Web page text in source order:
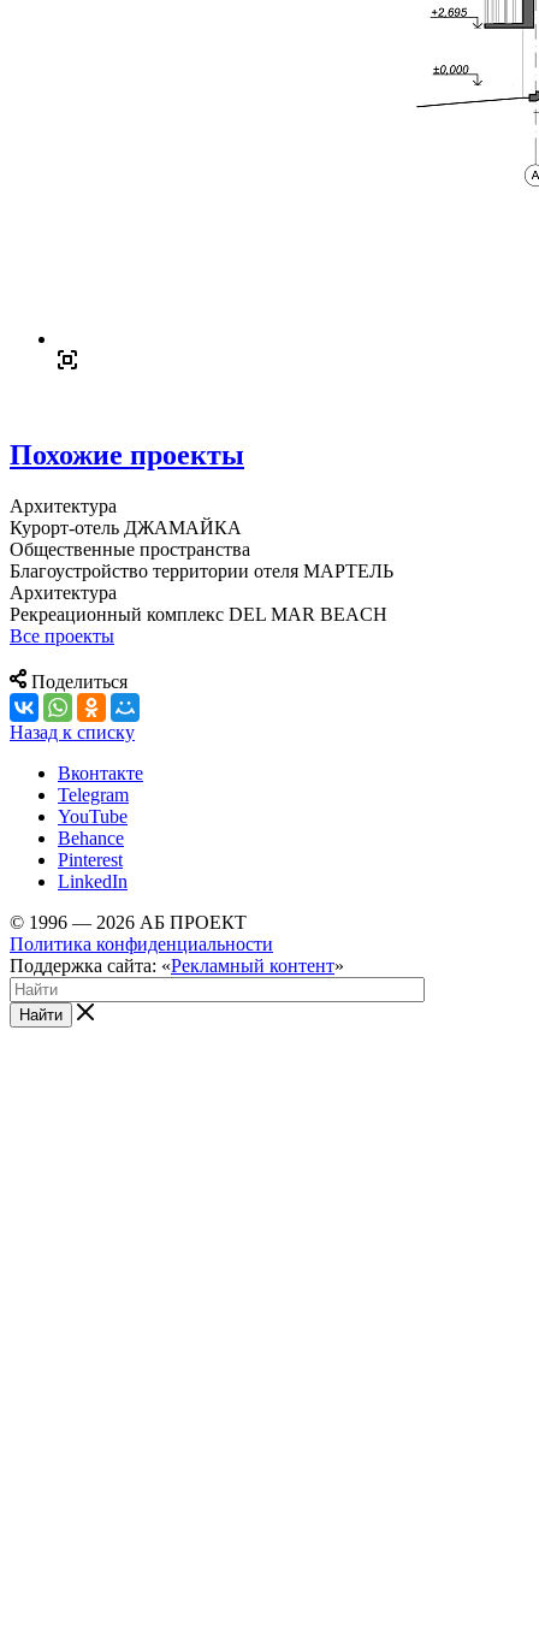
Похожие проекты
Архитектура
Курорт-отель ДЖАМАЙКА
Общественные пространства
Благоустройство территории отеля МАРТЕЛЬ
Архитектура
Рекреационный комплекс DEL MAR BEACH
Все проекты
Поделиться
Назад к списку
Вконтакте
Telegram
YouTube
Behance
Pinterest
LinkedIn
© 1996 — 2026 АБ ПРОЕКТ
Политика конфиденциальности
Поддержка сайта: «Рекламный контент»
Найти